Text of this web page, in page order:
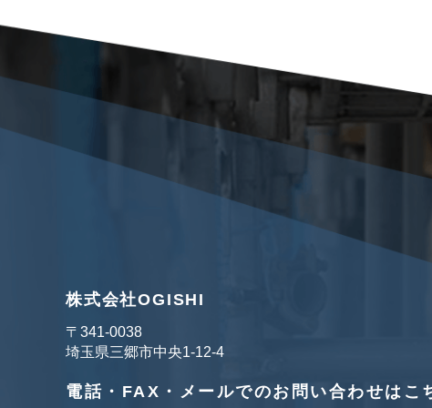
株式会社OGISHI
〒341‐0038
埼玉県三郷市中央1-12-4
電話・FAX・メールでのお問い合わせはこ